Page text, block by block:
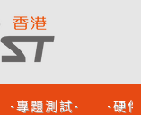
-專題測試- -硬